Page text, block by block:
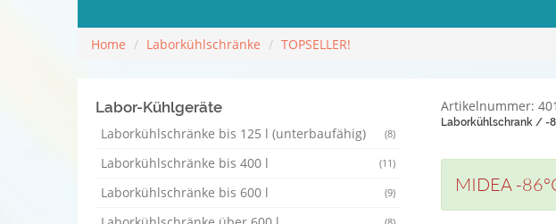
Home Laborkühlschränke TOPSELLER!
Labor-Kühlgeräte
(8)
Laborkühlschränke bis 125 l (unterbaufähig)
(11)
Laborkühlschränke bis 400 l
(9)
Laborkühlschränke bis 600 l
Artikelnummer:
Laborkühlschrank / -
MIDEA -